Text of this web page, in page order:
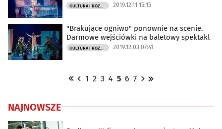
2019.12.11 15:15
"Brakujące ogniwo" ponownie na scenie.
Darmowe wejściówki na baletowy spektakl
2019.12.03 07:41
1 2 3 4 5 6 7
NAJNOWSZE